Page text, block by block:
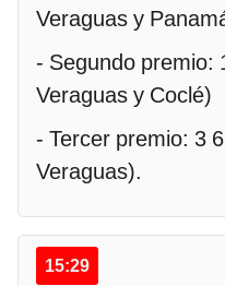
Veraguas y
- Segundo premio:
Veraguas y Coclé)
- Tercer premio: 3
Veraguas).
15:29